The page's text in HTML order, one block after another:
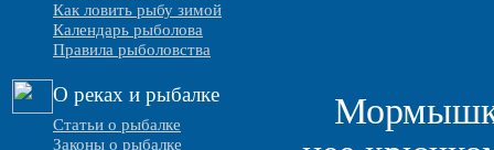
Как ловить рыбу зимой
Календарь рыболова
Правила рыболовства
О реках и рыбалке
Статьи о рыбалке
Законы о рыбалке